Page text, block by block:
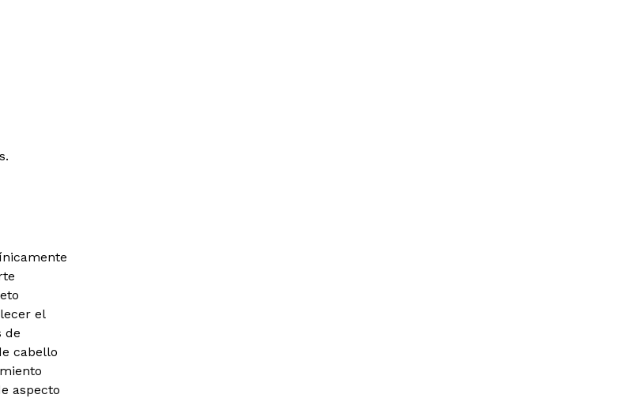
el
de
cabello
aspecto